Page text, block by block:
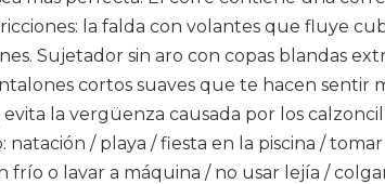
la falda con volantes que fluye
Sujetador sin aro con copas blandas
cortos suaves que te hacen sentir
la vergüenza causada por los
natación / playa / fiesta en la piscina /
frío o lavar a máquina / no usar lejía /